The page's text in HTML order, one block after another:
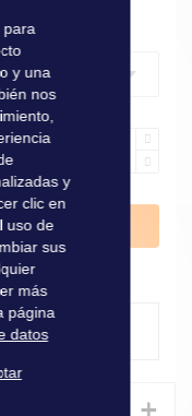
Ø 63/70 mm
para
y una
nos
y
clic en
uso de
sus
más
página
datos